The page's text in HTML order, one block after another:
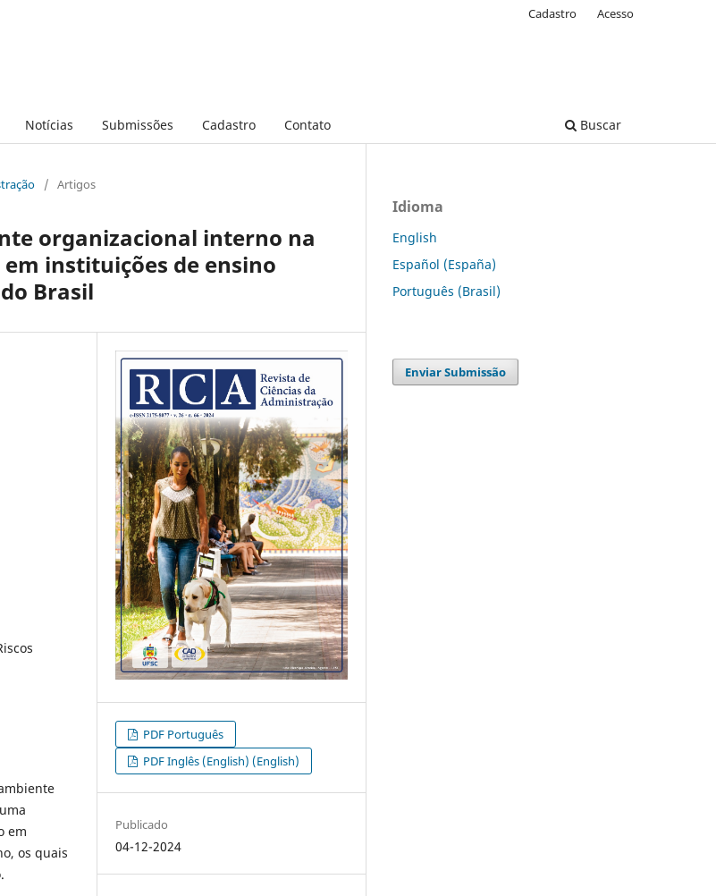
Notícias Submissões Cadastro Contato Buscar
Cadastro Acesso
/ Artigos
organizacional interno na
instituições de ensino
Brasil
em
os quais
PDF Português
PDF Inglês (English) (English)
Publicado
04-12-2024
Idioma
English
Español (España)
Português (Brasil)
Enviar Submissão